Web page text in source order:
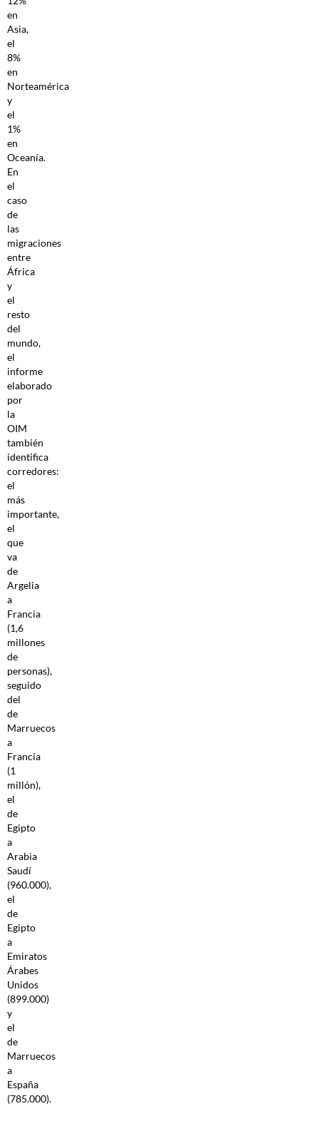
en
Asia,
el
8%
en
Norteamérica
y
el
1%
en
Oceanía.
En
el
caso
de
las
migraciones
entre
África
y
el
resto
del
mundo,
el
informe
elaborado
por
la
OIM
también
identifica
corredores:
el
más
importante,
el
que
va
de
Argelia
a
Francia
(1,6
millones
de
personas),
seguido
del
de
Marruecos
a
Francia
(1
millón),
el
de
Egipto
a
Arabia
Saudí
(960.000),
el
de
Egipto
a
Emiratos
Árabes
Unidos
(899.000)
y
el
de
Marruecos
a
España
(785.000).